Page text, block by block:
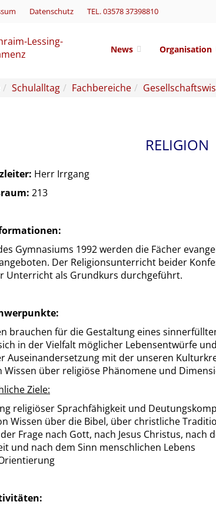
Datenschutz TEL. 03578 37398810
News Organisation
Schulalltag Fachbereiche
RELIGION
Herr Irrgang
213
Gymnasiums 1992 werden die Fächer
Der Religionsunterricht beider
Unterricht als Grundkurs durchgeführt.
brauchen für die Gestaltung eines
in der Vielfalt möglicher Lebensentwürfe
Auseinandersetzung mit der unseren
Wissen über religiöse Phänomene und
Ziele:
religiöser Sprachfähigkeit und
Wissen über die Bibel, über christliche
Frage nach Gott, nach Jesus Christus,
und nach dem Sinn menschlichen Lebens